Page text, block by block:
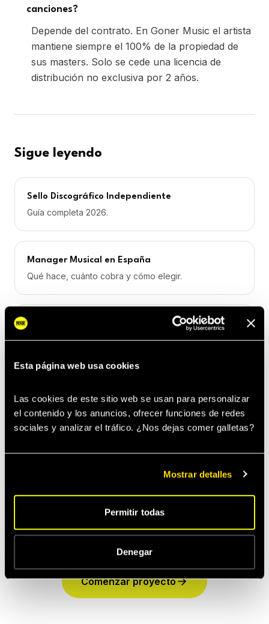
Esta página web usa cookies
Las cookies de este sitio web se usan para personalizar
el contenido y los anuncios, ofrecer funciones de redes
Mostrar detalles
Permitir todas
Denegar
canciones?
Depende del contrato. En Goner Music el artista
mantiene siempre el 100% de la propiedad de
sus masters. Solo se cede una licencia de
distribución no exclusiva por 2 años.
Sigue leyendo
Sello Discográfico Independiente
Guía completa 2026.
Manager Musical en España
Qué hace, cuánto cobra y cómo elegir.
Agencia de Representación de Artistas
Representación full service en España.
Distribución profesional vía The Orchard.
Goner Music: sello discográfico independiente con
management profesional desde 59€/mes con IVA.
Comenzar proyecto